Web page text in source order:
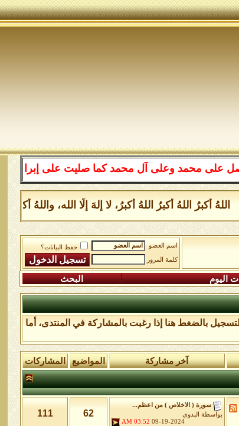
وعلى آل محمد كما صليت على إبراهيم وعلى آل
اللهُ أكبرُ اللهُ أكبرُ، لا إلهَ إلَّا الله، واللهُ أكبر
اسم العضو
حفظ البيانات؟
كلمة المرور
اليوم البحث
بالضغط هناإذا رغبت بالمشاركة في المنتدى، أما
آخر مشاركة المواضيع المشاركات
سورة ( الاخلاص ) من اعظم...
بواسطة
البدوي
09-19-2024
03:52 AM
62
111